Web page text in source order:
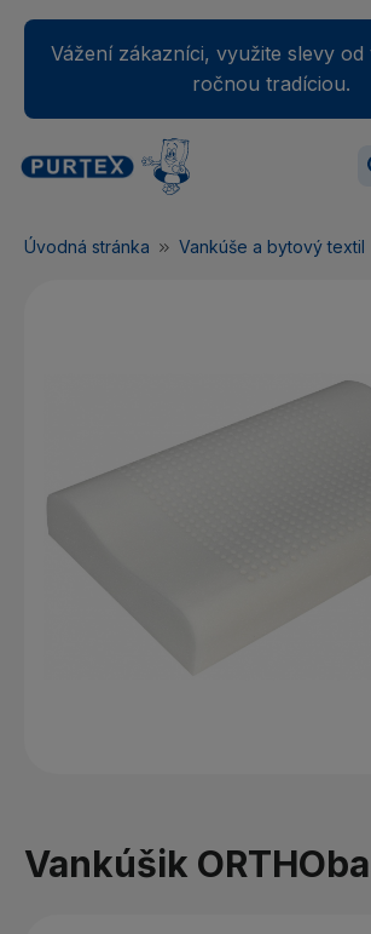
Vážení zákazníci, využite slevy
ročnou tradíciou.
Váš nákupný košík je
Úvodná stránka Vankúše a bytový textil
Vankúšik